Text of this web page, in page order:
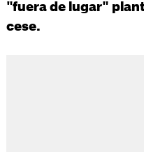
"fuera de lugar"
cese.